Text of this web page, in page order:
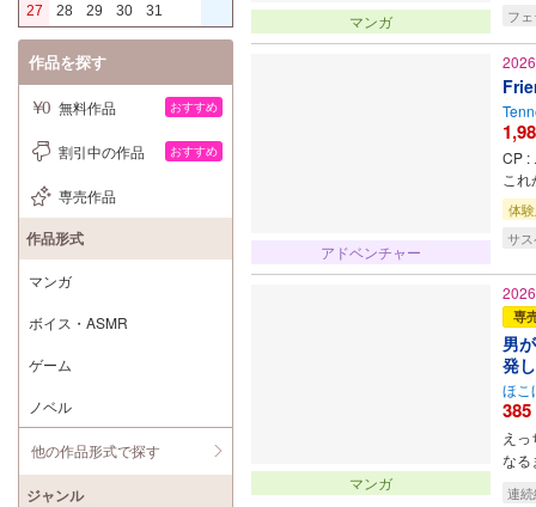
マンガ
フ
アドベンチャー
CP :
こ
体
サ
マンガ
専
男
発
ほこ
385
え
なる
連
27
28 29 30 31
作品を探す
無料作品 おすすめ
割引中の作品 おすすめ
専売作品
作品形式
マンガ
ボイス・ASMR
ゲーム
ノベル
他の作品形式で探す
ジャンル